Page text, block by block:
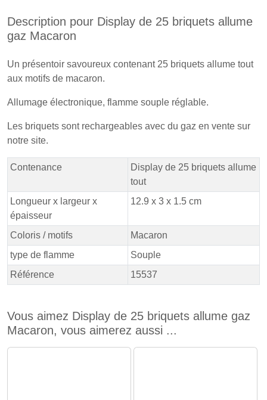
Description pour Display de 25 briquets allume
gaz Macaron
Un présentoir savoureux contenant 25 briquets allume tout
aux motifs de macaron.
Allumage électronique, flamme souple réglable.
Les briquets sont rechargeables avec du gaz en vente sur
notre site.
Contenance
Display de 25 briquets allume
tout
Longueur x largeur x
épaisseur
12.9 x 3 x 1.5 cm
Coloris / motifs
Macaron
type de flamme
Souple
Référence
15537
Vous aimez Display de 25 briquets allume gaz
Macaron, vous aimerez aussi ...